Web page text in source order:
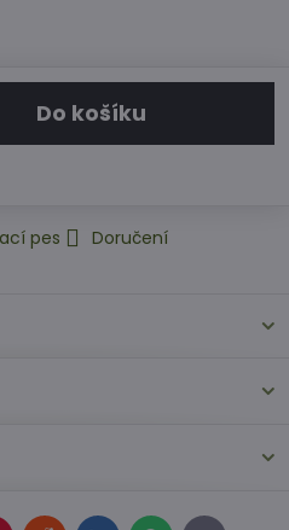
Do košíku
pes Doručení